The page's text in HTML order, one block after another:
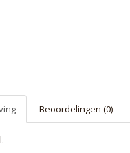
Beoordelingen (0)